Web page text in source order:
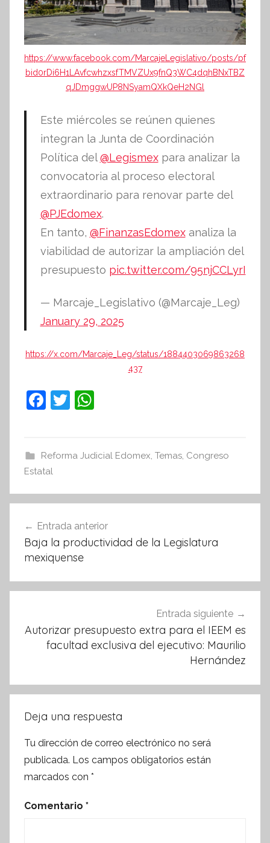
https://www.facebook.com/MarcajeLegislativo/posts/pf
bid0rDi6H1LAvfcwhzxsfTMVZUx9fnQ3WC4dqhBNxTBZ
qJDmggwUP8NSyamQXkQeH2NGl
Este miércoles se reúnen quienes
integran la Junta de Coordinación
Política del@Legismexpara analizar la
convocatoria al proceso electoral
extraordinario para renovar parte del
@PJEdomex.
En tanto, @FinanzasEdomexanaliza la
viabilidad de autorizar la ampliación del
presupuesto pic.twitter.com/95njCCLyrI
— Marcaje_Legislativo (@Marcaje_Leg)
January 29, 2025
https://x.com/Marcaje_Leg/status/1884403069863268
437
F
e
b
o
k
T
er s
p
Reforma Judicial Edomex, Temas, Congreso
Estatal
de
entradas
Entrada anterior
Baja la productividad de la Legislatura
mexiquense
Entrada siguiente
Autorizar presupuesto extra para el IEEM es
facultad exclusiva del ejecutivo: Maurilio
Hernández
Deja una respuesta
Tu dirección de correo electrónico no será
publicada. Los campos obligatorios están
marcados con *
Comentario *